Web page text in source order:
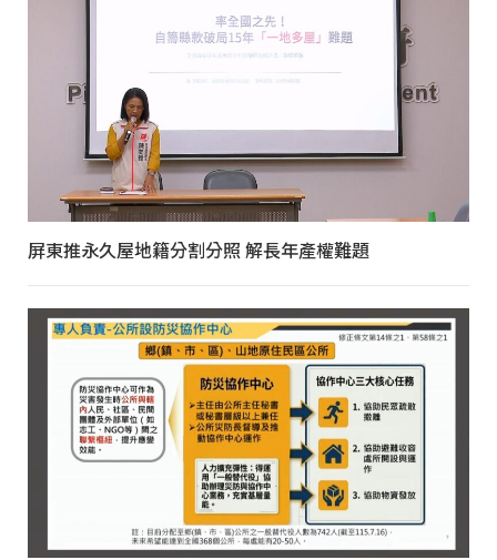
屏東推永久屋地籍分割分照 解長年產權難題